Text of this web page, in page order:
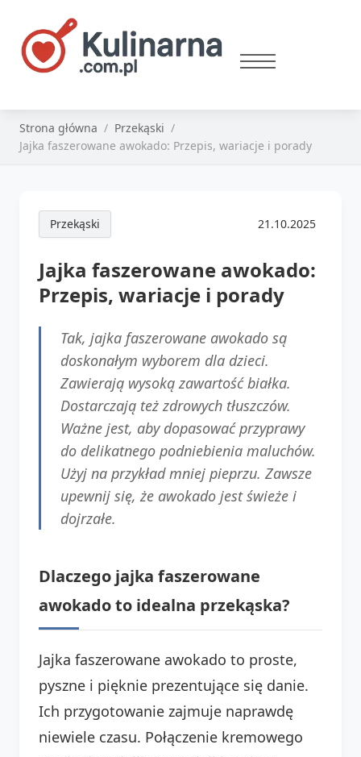
Strona główna
Przekąski
Jajka faszerowane awokado: Przepis, wariacje i porady
Przekąski 21.10.2025
Jajka faszerowane awokado:
Przepis, wariacje i porady
Tak, jajka faszerowane awokado są
doskonałym wyborem dla dzieci.
Zawierają wysoką zawartość białka.
Dostarczają też zdrowych tłuszczów.
Ważne jest, aby dopasować przyprawy
do delikatnego podniebienia maluchów.
Użyj na przykład mniej pieprzu. Zawsze
upewnij się, że awokado jest świeże i
dojrzałe.
Dlaczego jajka faszerowane
awokado to idealna przekąska?
Jajka faszerowane awokado to proste,
pyszne i pięknie prezentujące się danie.
Ich przygotowanie zajmuje naprawdę
niewiele czasu. Połączenie kremowego